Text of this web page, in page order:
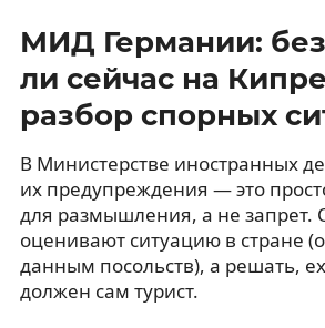
МИД Германии:
ли сейчас на
разбор спорных
В Министерстве иностранных
их предупреждения — это
для размышления, а не
оценивают ситуацию в стране
данным посольств), а решать,
должен сам турист.